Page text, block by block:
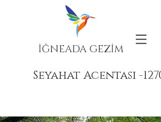
İĞNEADA GEZİM
Seyahat Acentası -